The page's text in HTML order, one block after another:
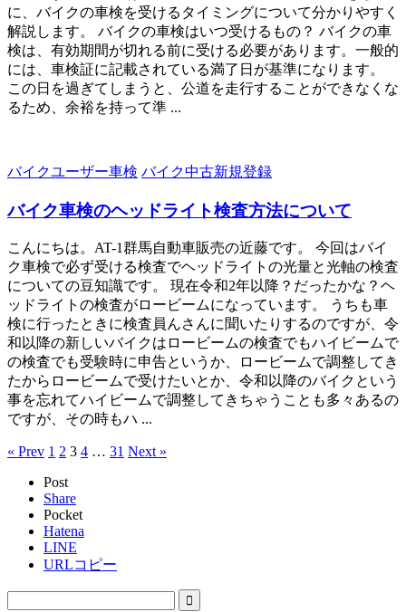
に、バイクの車検を受けるタイミングについて分かりやすく
解説します。 バイクの車検はいつ受けるもの？ バイクの車
検は、有効期間が切れる前に受ける必要があります。一般的
には、車検証に記載されている満了日が基準になります。
この日を過ぎてしまうと、公道を走行することができなくな
るため、余裕を持って準 ...
バイクユーザー車検 バイク中古新規登録
バイク車検のヘッドライト検査方法について
こんにちは。AT-1群馬自動車販売の近藤です。 今回はバイ
ク車検で必ず受ける検査でヘッドライトの光量と光軸の検査
についての豆知識です。 現在令和2年以降？だったかな？ヘ
ッドライトの検査がロービームになっています。 うちも車
検に行ったときに検査員んさんに聞いたりするのですが、令
和以降の新しいバイクはロービームの検査でもハイビームで
の検査でも受験時に申告というか、ロービームで調整してき
たからロービームで受けたいとか、令和以降のバイクという
事を忘れてハイビームで調整してきちゃうことも多々あるの
ですが、その時もハ ...
« Prev 1 2 3 4 … 31 Next »
Post
Share
Pocket
Hatena
LINE
URLコピー